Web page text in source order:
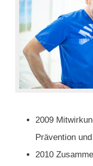
2009
Prävention
2010